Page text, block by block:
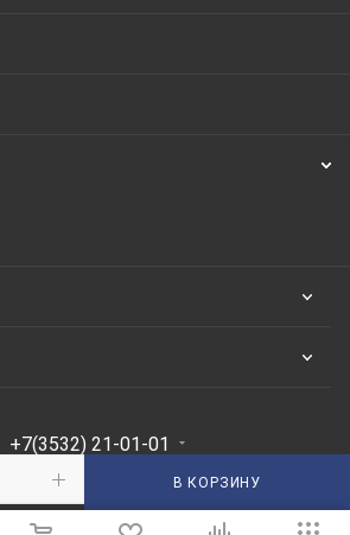
В КОРЗИНУ
+7(3532) 21-01-01
ЗАКАЗАТЬ ЗВОНОК
210101@mail.ru